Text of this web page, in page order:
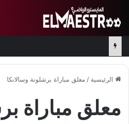
الرئيسية / معلق مباراة برشلونة وسالانكا
معلق مباراة